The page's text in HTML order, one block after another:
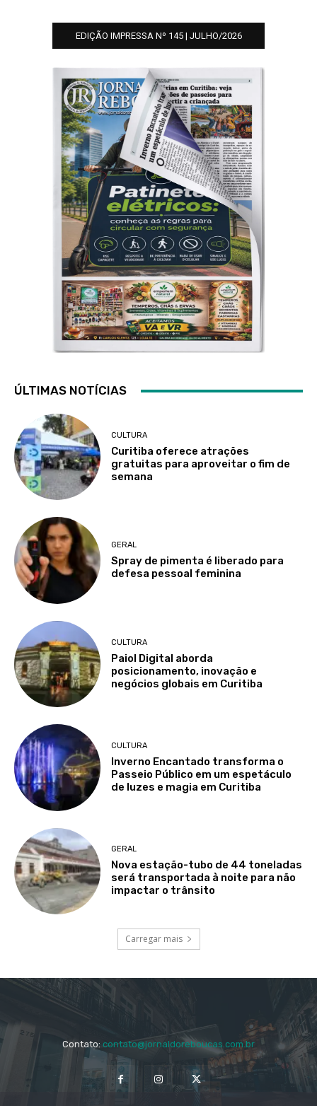
EDIÇÃO IMPRESSA Nº 145 | JULHO/2026
ÚLTIMAS NOTÍCIAS
CULTURA
Curitiba oferece atrações
gratuitas para aproveitar o fim de
semana
GERAL
Spray de pimenta é liberado para
defesa pessoal feminina
CULTURA
Paiol Digital aborda
posicionamento, inovação e
negócios globais em Curitiba
CULTURA
Inverno Encantado transforma o
Passeio Público em um espetáculo
de luzes e magia em Curitiba
GERAL
Nova estação-tubo de 44 toneladas
será transportada à noite para não
impactar o trânsito
Carregar mais
Contato:contato@jornaldoreboucas.com.br